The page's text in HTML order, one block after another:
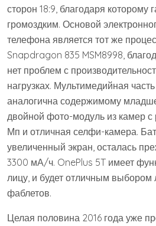
сторон 18:9, благодаря которому
громоздким. Основой
телефона является тот же
Snapdragon 835 MSM8998,
нет проблем с
нагрузках. Мультимедийная
аналогична содержимому
двойной фото-модуль из камер
Мп и отличная селфи-камера.
увеличенный экран, осталась
3300 мА/ч. OnePlus 5T имеет
лицу, и будет отличным
фаблетов.
Целая половина 2016 года уже